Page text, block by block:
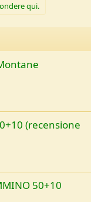
qui.
(recensione
50+10